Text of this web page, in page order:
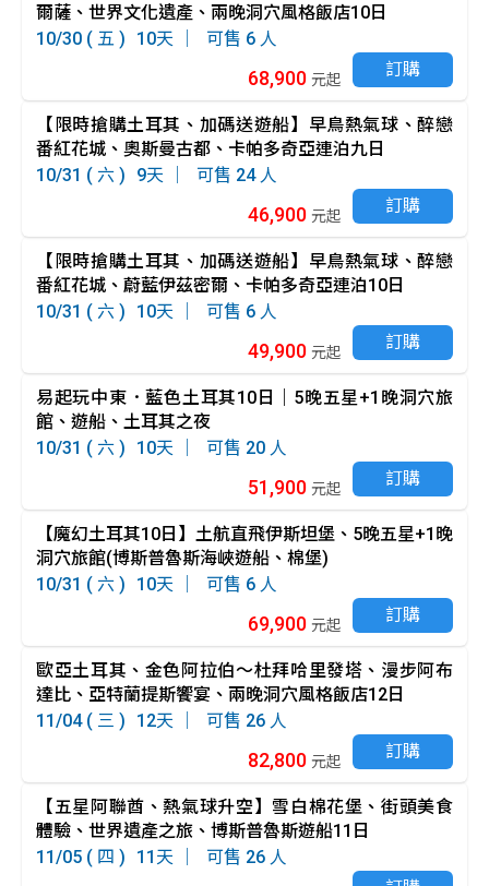
10/30 ( 五 )
爾薩、世界文化遺產、兩晚洞穴風格飯店10日
10
6
68,900 元起 訂購
10/31 ( 六 )
【限時搶購土耳其、加碼送遊船】早鳥熱氣球、醉戀
番紅花城、奧斯曼古都、卡帕多奇亞連泊九日
9
24
46,900 元起 訂購
10/31 ( 六 )
【限時搶購土耳其、加碼送遊船】早鳥熱氣球、醉戀
番紅花城、蔚藍伊茲密爾、卡帕多奇亞連泊10日
10
6
49,900 元起 訂購
10/31 ( 六 )
易起玩中東．藍色土耳其10日｜5晚五星+1晚洞穴旅
館、遊船、土耳其之夜
10
20
51,900 元起 訂購
10/31 ( 六 )
【魔幻土耳其10日】土航直飛伊斯坦堡、5晚五星+1晚
洞穴旅館(博斯普魯斯海峽遊船、棉堡)
10
6
69,900 元起 訂購
11/04 ( 三 )
歐亞土耳其、金色阿拉伯～杜拜哈里發塔、漫步阿布
達比、亞特蘭提斯饗宴、兩晚洞穴風格飯店12日
12
26
82,800 元起 訂購
11/05 ( 四 )
【五星阿聯酋、熱氣球升空】雪白棉花堡、街頭美食
體驗、世界遺產之旅、博斯普魯斯遊船11日
11
26